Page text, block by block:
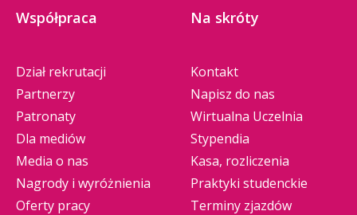
Współpraca
Dział rekrutacji
Partnerzy
Patronaty
Dla mediów
Media o nas
Nagrody i wyróżnienia
Oferty pracy
Na skróty
Kontakt
Napisz do nas
Wirtualna Uczelnia
Stypendia
Kasa, rozliczenia
Praktyki studenckie
Terminy zjazdów